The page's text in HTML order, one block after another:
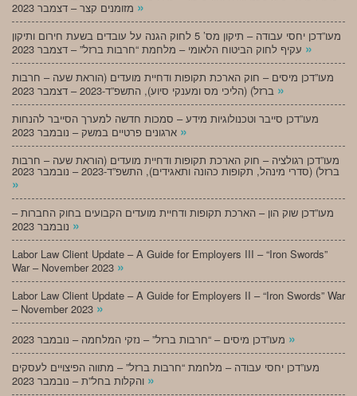
»
מעו”דכן יחסי עבודה – תיקון מס’ 5 לחוק הגנה על עובדים בשעת חירום ותיקון
»
מעו”דכן מיסים – חוק הארכת תקופות ודחיית מועדים (הוראת שעה – חרבות
»
מעו”דכן סייבר וטכנולוגיות מידע – סמכות חדשה למערך הסייבר להנחות
»
מעו”דכן רגולציה – חוק הארכת תקופות ודחיית מועדים (הוראת שעה – חרבות
ברזל) (סדרי מינהל, תקופות כהונה ותאגידים), התשפ”ד-2023 – נובמבר 2023
»
מעו”דכן שוק הון – הארכת תקופות ודחיית מועדים הקבועים בחוק החברות –
»
Labor Law Client Update – A Guide for Employers III – “Iron Swords”
War – November 2023 »
Labor Law Client Update – A Guide for Employers II – “Iron Swords” War
– November 2023 »
»
מעו”דכן יחסי עבודה – מלחמת “חרבות ברזל” – מתווה הפיצויים לעסקים
»